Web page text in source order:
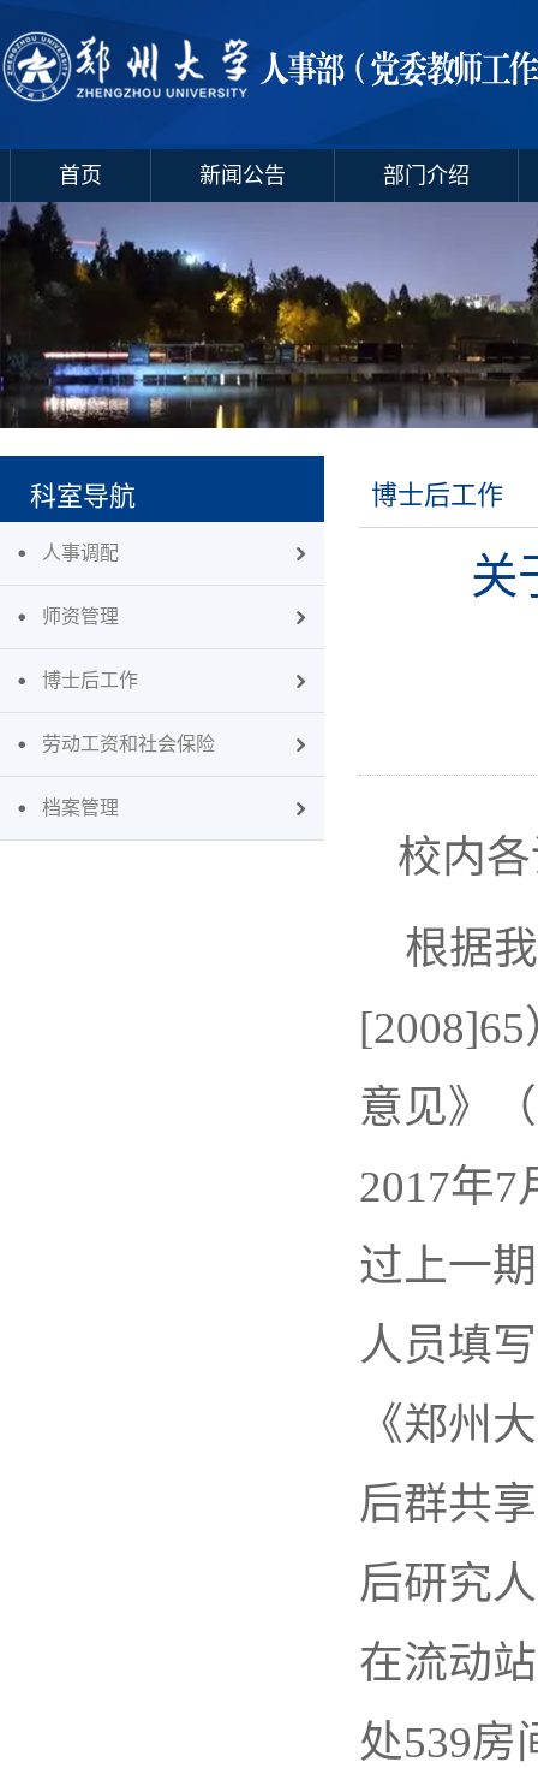
首页 新闻公告 部门介绍
科室导航
人事调配
师资管理
博士后工作
劳动工资和社会保险
档案管理
博士后工作
关
校内
根据
[2008]65
意见》
2017年7
过上一
人员填
《郑州
后群共
后研究
在流动
处539房